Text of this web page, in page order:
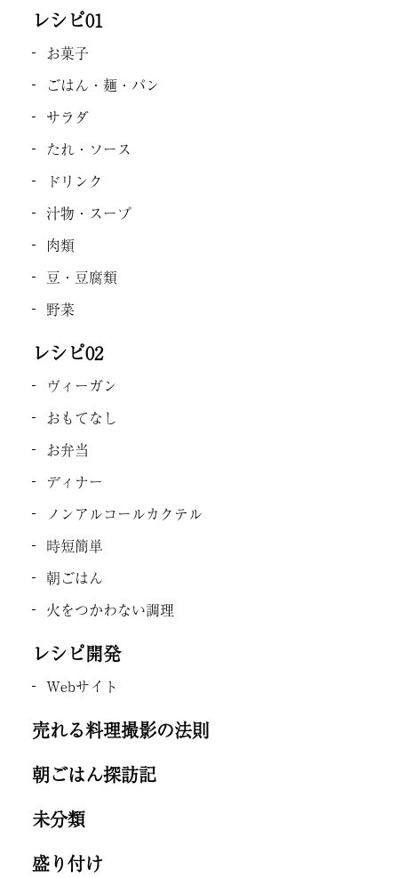
レシピ01
お菓子
ごはん・麺・パン
サラダ
たれ・ソース
ドリンク
汁物・スープ
肉類
豆・豆腐類
野菜
レシピ02
ヴィーガン
おもてなし
お弁当
ディナー
ノンアルコールカクテル
時短簡単
朝ごはん
火をつかわない調理
レシピ開発
Webサイト
売れる料理撮影の法則
朝ごはん探訪記
未分類
盛り付け